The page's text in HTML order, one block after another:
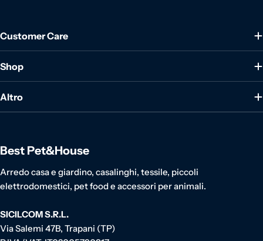
Customer Care
Shop
Altro
Best Pet&House
Arredo casa e giardino, casalinghi, tessile, piccoli
elettrodomestici, pet food e accessori per animali.
SICILCOM S.R.L.
Via Salemi 47B, Trapani (TP)